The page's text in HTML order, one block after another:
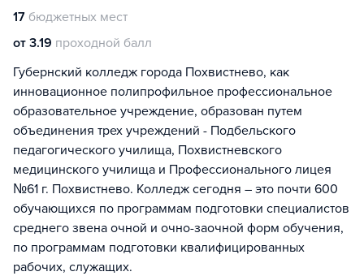
17 бюджетных мест
от 3.19 проходной балл
Губернский колледж города Похвистнево, как
инновационное полипрофильное профессиональное
образовательное учреждение, образован путем
объединения трех учреждений - Подбельского
педагогического училища, Похвистневского
медицинского училища и Профессионального лицея
№61 г. Похвистнево. Колледж сегодня – это почти 600
обучающихся по программам подготовки специалистов
среднего звена очной и очно-заочной форм обучения,
по программам подготовки квалифицированных
рабочих, служащих.